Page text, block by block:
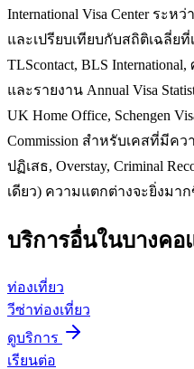
International Visa Center ระห
และเปรียบเทียบกับสถิติเฉลี่ยที่
TLScontact, BLS
และรายงาน Annual Visa
UK Home Office, Schengen
Commission สำหรับเคสที่มีค
ปฏิเสธ, Overstay, Criminal
เดียว) ความแตกต่างจะยิ่งมา
บริการอื่นในบางคอ
ท่องเที่ยว
วีซ่าท่องเที่ยว
ดูบริการ
เรียนต่อ